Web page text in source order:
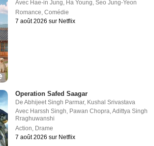
Avec Hae-in Jung, Ha Young,Seo Jung-Yeon
Romance,Comédie
7 août 2026 sur Netflix
Operation Safed Saagar
DeAbhijeet Singh Parmar, Kushal Srivastava
Avec Harssh Singh, Pawan Chopra,Adittya Singh
Rraghuwanshi
Action, Drame
7 août 2026 sur Netflix